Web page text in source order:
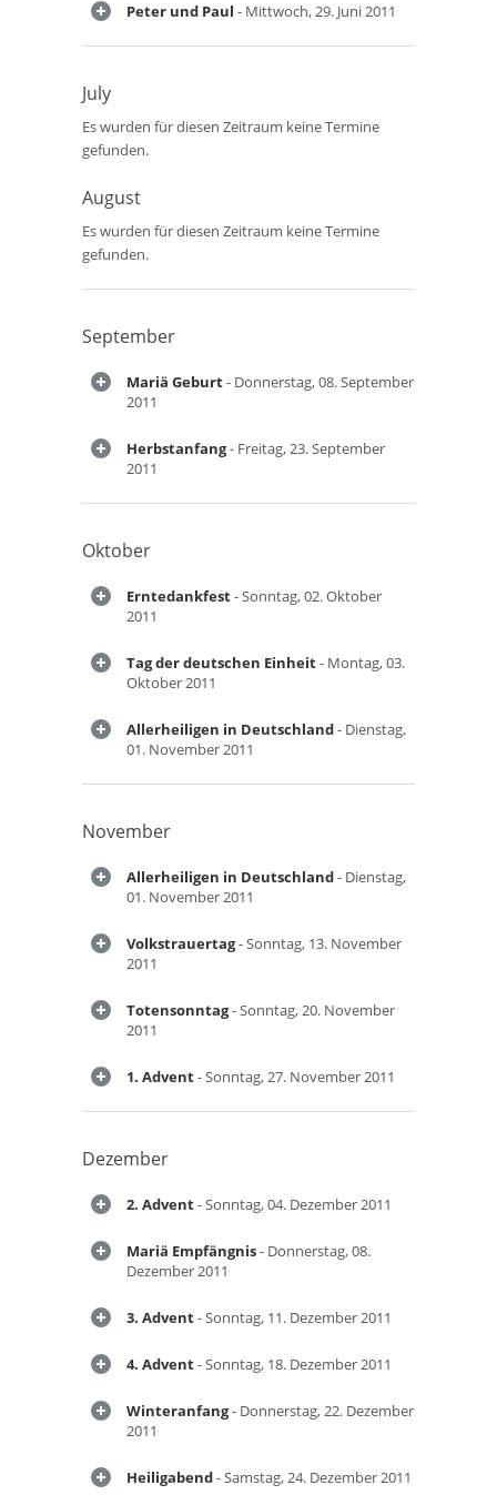
Peter und Paul - Mittwoch, 29. Juni 2011
July
Es wurden für diesen Zeitraum keine Termine
gefunden.
August
Es wurden für diesen Zeitraum keine Termine
gefunden.
September
Mariä Geburt- Donnerstag, 08. September
2011
Herbstanfang- Freitag, 23. September
2011
Oktober
Erntedankfest- Sonntag, 02. Oktober
2011
Tag der deutschen Einheit- Montag, 03.
Oktober 2011
Allerheiligen in Deutschland- Dienstag,
01. November 2011
November
Allerheiligen in Deutschland- Dienstag,
01. November 2011
Volkstrauertag- Sonntag, 13. November
2011
Totensonntag- Sonntag, 20. November
2011
1. Advent- Sonntag, 27. November 2011
Dezember
2. Advent- Sonntag, 04. Dezember 2011
Mariä Empfängnis- Donnerstag, 08.
Dezember 2011
3. Advent- Sonntag, 11. Dezember 2011
4. Advent- Sonntag, 18. Dezember 2011
Winteranfang- Donnerstag, 22. Dezember
2011
Heiligabend- Samstag, 24. Dezember 2011